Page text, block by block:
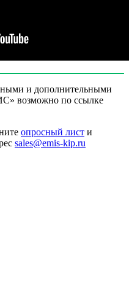
и дополнительными
возможно по ссылке
опросный лист и
sales@emis-kip.ru